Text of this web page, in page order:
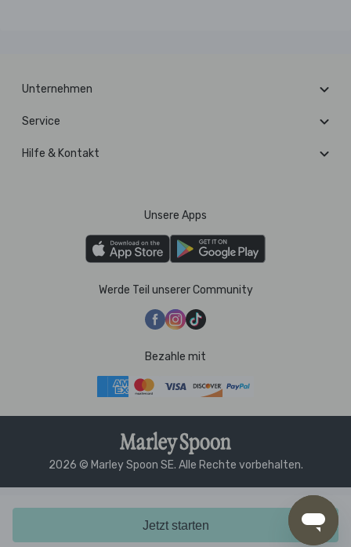
Jetzt starten
Unternehmen
Service
Hilfe & Kontakt
Unsere Apps
Werde Teil unserer Community
Bezahle mit
2026 © Marley Spoon SE. Alle Rechte vorbehalten.